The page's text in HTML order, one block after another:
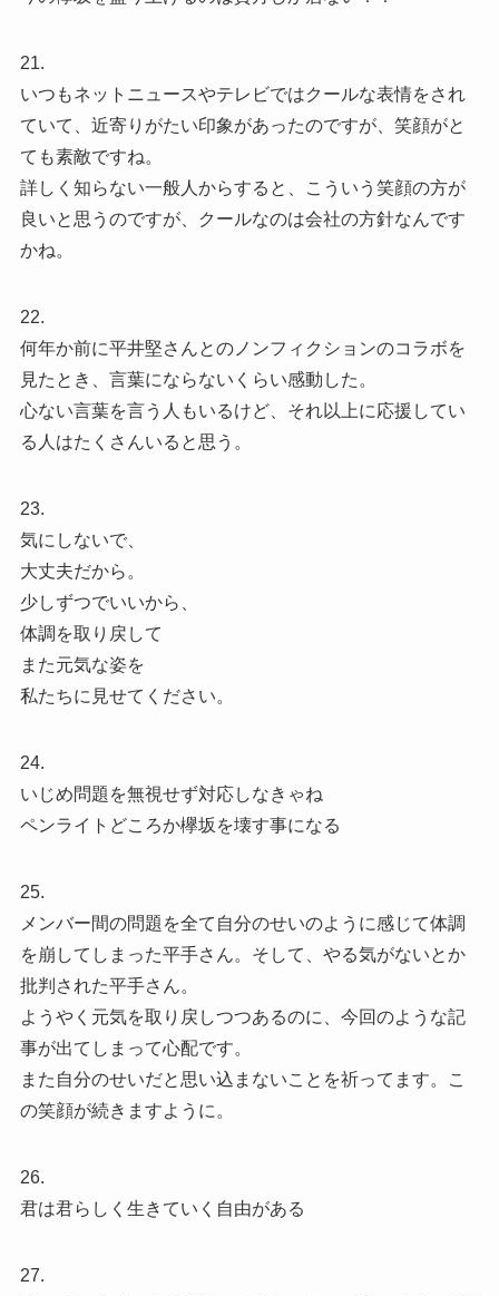
21.
いつもネットニュースやテレビではクールな表情をされ
ていて、近寄りがたい印象があったのですが、笑顔がと
ても素敵ですね。
詳しく知らない一般人からすると、こういう笑顔の方が
良いと思うのですが、クールなのは会社の方針なんです
かね。
22.
何年か前に平井堅さんとのノンフィクションのコラボを
見たとき、言葉にならないくらい感動した。
心ない言葉を言う人もいるけど、それ以上に応援してい
る人はたくさんいると思う。
23.
気にしないで、
大丈夫だから。
少しずつでいいから、
体調を取り戻して
また元気な姿を
私たちに見せてください。
24.
いじめ問題を無視せず対応しなきゃね
ペンライトどころか欅坂を壊す事になる
25.
メンバー間の問題を全て自分のせいのように感じて体調
を崩してしまった平手さん。そして、やる気がないとか
批判された平手さん。
ようやく元気を取り戻しつつあるのに、今回のような記
事が出てしまって心配です。
また自分のせいだと思い込まないことを祈ってます。こ
の笑顔が続きますように。
26.
君は君らしく生きていく自由がある
27.